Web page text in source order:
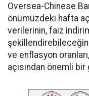
Oversea-Chinese
önümüzdeki hafta
verilerinin, faiz
ve enflasyon
açısından önemli